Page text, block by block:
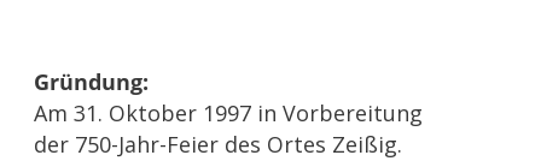
Gründung:
Am 31. Oktober 1997 in Vorbereitung
der 750-Jahr-Feier des Ortes Zeißig.